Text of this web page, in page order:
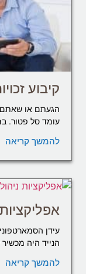
קיבוע זכויות
הגעתם או שאתם
עומד סל פטור.
להמשך קריאה
עידן
הנייד היה
להמשך קריאה